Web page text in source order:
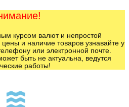
курсом валют и непростой
цены и наличие товаров узнавайте у
или электронной почте.
быть не актуальна, ведутся
работы!